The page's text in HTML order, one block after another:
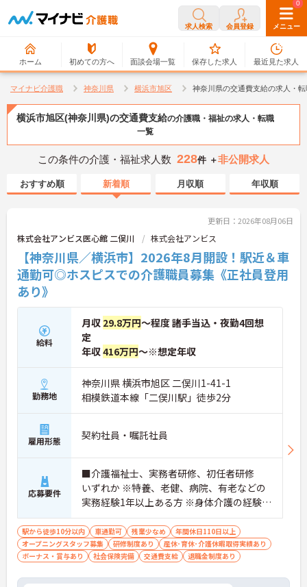
求人検索 会員登録 メニュー
ホーム 初めての方へ 面談会場一覧
0
保存した求人
0
最近見た求人
マイナビ介護職 神奈川県 横浜市旭区 神奈川県の交通費支給の求人・
横浜市旭区(神奈川県)の交通費支給の介護職・福祉の求人・転職
一覧
この条件の介護・福祉求人数 228件 ＋非公開求人
おすすめ順 新着順 月収順 年収順
更新日：2026年08月06日
株式会社アンビス医心館 二俣川 株式会社アンビス
【神奈川県／横浜市】2026年8月開設！駅近＆車
通勤可◎ホスピスでの介護職員募集《正社員登用
あり》
給料
月収 29.8万円～程度 諸手当込・夜勤4回想
定
年収416万円～※想定年収
勤務地
神奈川県 横浜市旭区 二俣川1-41-1
相模鉄道本線「二俣川駅」徒歩2分
雇用形態 契約社員・嘱託社員
応募要件
■介護福祉士、実務者研修、初任者研修
いずれか ※特養、老健、病院、有老などの
実務経験1年以上ある方 ※身体介護の経験年
以上ある方、機械浴の使用の経験のある方
歓迎
駅から徒歩10分以内 車通勤可 残業少なめ
年間休日110日以上
オープニングスタッフ募集
研修制度あり
産休･育休･介護休暇取得実績あり
ボーナス・賞与あり
社会保険完備 交通費支給 退職金制度あり